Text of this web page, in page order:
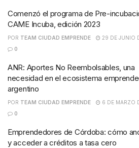
Comenzó el programa de Pre-
CAME Incuba, edición 2023
POR TEAM CIUDAD EMPRENDE
29 DE JUNIO
0
ANR: Aportes No Reembolsables, una
necesidad en el ecosistema
argentino
POR TEAM CIUDAD EMPRENDE
6 DE MARZO
0
Emprendedores de Córdoba: cómo
y acceder a créditos a tasa cero